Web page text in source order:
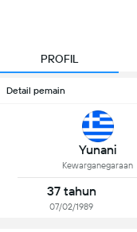
PROFIL
Detail pemain
Yunani
Kewarganegaraan
37 tahun
07/02/1989